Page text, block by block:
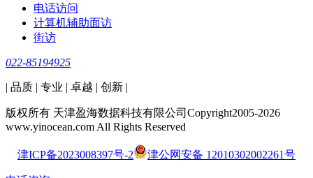
电话访问
计算机辅助面访
街访
022-85194925
| 品质 | 专业 | 卓越 | 创新 |
版权所有 天津盈海数据科技有限公司Copyright2005-2026
www.yinocean.com All Rights Reserved
津ICP备2023008397号-2 津公网安备 12010302002261号